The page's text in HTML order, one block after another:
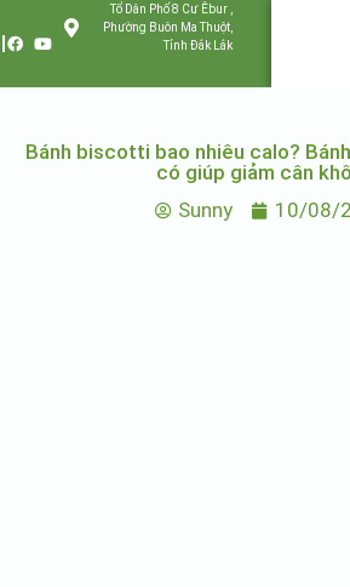
Tổ Dân Phố 8 Cư Êbur ,
Phường Buôn Ma Thuột,
Tỉnh Đắk Lắk
Bánh biscotti bao nhiêu calo?
có giúp giảm cân
Sunny
10/08/